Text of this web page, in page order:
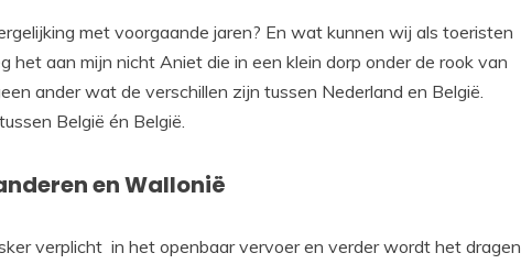
met voorgaande jaren? En wat kunnen wij als toeristen
het aan mijn nicht Aniet die in een klein dorp onder de rook van
ander wat de verschillen zijn tussen Nederland en België.
België én België.
en Wallonië
verplicht in het openbaar vervoer en verder wordt het dragen